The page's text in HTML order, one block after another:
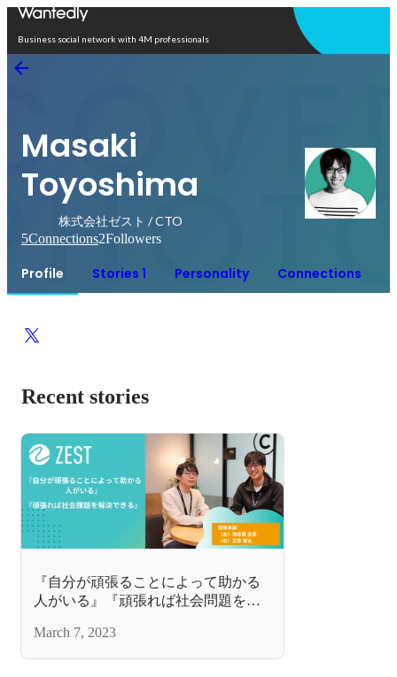
Business social network with 4M professionals
Masaki
Toyoshima
株式会社ゼスト / CTO
5Connections2Followers
Profile Stories 1 Personality Connections
Recent stories
『自分が頑張ることによって助かる
人がいる』『頑張れば社会問題を解
するZEST開発チーム
March 7, 2023